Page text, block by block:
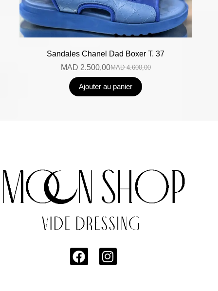
Sandales Chanel Dad Boxer T. 37
MAD4.600,00
MAD 2.500,00
Ajouter au panier